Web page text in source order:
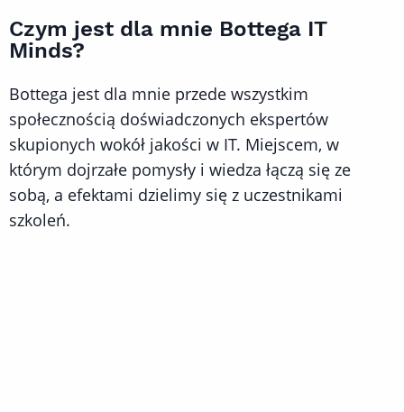
Czym jest dla mnie Bottega IT
Minds?
Bottega jest dla mnie przede wszystkim
społecznością doświadczonych ekspertów
skupionych wokół jakości w IT. Miejscem, w
którym dojrzałe pomysły i wiedza łączą się ze
sobą, a efektami dzielimy się z uczestnikami
szkoleń.